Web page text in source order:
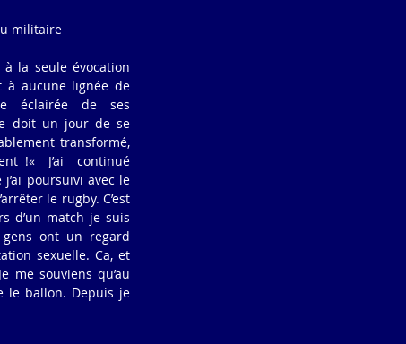
militaire
à la seule évocation
à aucune lignée de
éclairée de ses
doit un jour de se
transformé,
!«  J’ai  continué
j’ai poursuivi avec le
le rugby. C’est
d’un match je suis
ont un regard
sexuelle. Ca, et
me souviens qu’au
le ballon. Depuis je